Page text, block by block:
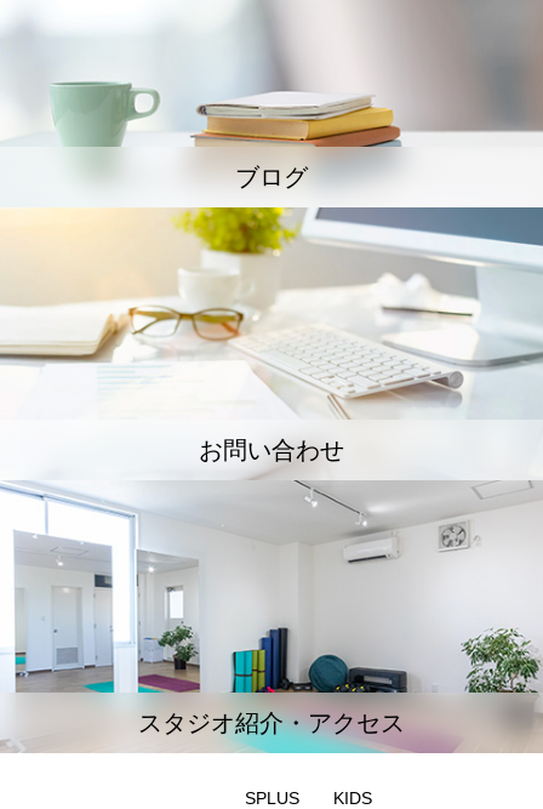
ブログ
お問い合わせ
スタジオ紹介・アクセス
SPLUS KIDS